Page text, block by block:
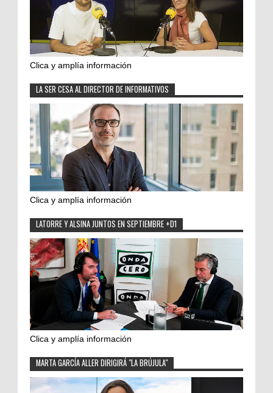
Clica y amplía información
LA SER CESA AL DIRECTOR DE INFORMATIVOS
Clica y amplía información
LATORRE Y ALSINA JUNTOS EN SEPTIEMBRE +D1
Clica y amplía información
MARTA GARCÍA ALLER DIRIGIRÁ "LA BRÚJULA"